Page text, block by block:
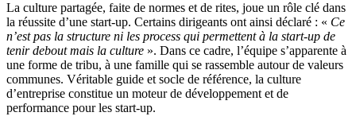
La culture partagée, faite de normes et de rites, joue un rôle clé dans
la réussite d’une start-up. Certains dirigeants ont ainsi déclaré : « Ce
n’est pas la structure ni les process qui permettent à la start-up de
tenir debout mais la culture ». Dans ce cadre, l’équipe s’apparente à
une forme de tribu, à une famille qui se rassemble autour de valeurs
communes. Véritable guide et socle de référence, la culture
d’entreprise constitue un moteur de développement et de
performance pour les start-up.